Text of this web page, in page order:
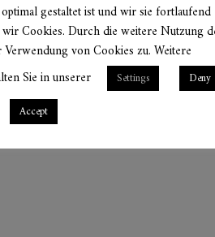
gestaltet ist und wir sie fortlaufend
Cookies. Durch die weitere Nutzung
von Cookies zu. Weitere
Sie in unserer
Settings
Deny
Accept